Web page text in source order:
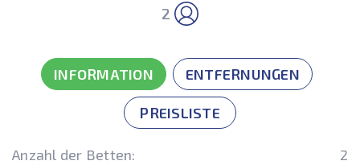
2
INFORMATION ENTFERNUNGEN
PREISLISTE
Anzahl der Betten: 2